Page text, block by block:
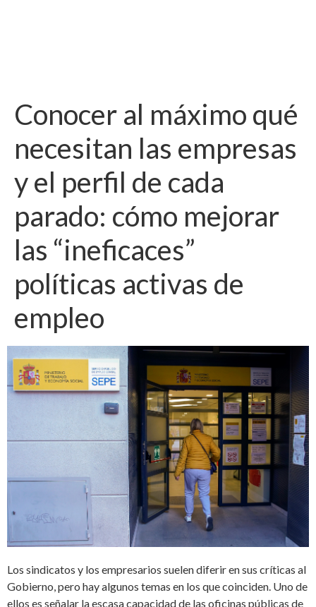
Conocer al máximo qué
necesitan las empresas
y el perfil de cada
parado: cómo mejorar
las “ineficaces”
políticas activas de
empleo
Los sindicatos y los empresarios suelen diferir en sus críticas al
Gobierno, pero hay algunos temas en los que coinciden. Uno de
ellos es señalar la escasa capacidad de las oficinas públicas de